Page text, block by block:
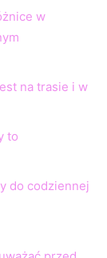
w
na trasie i w
to
do codziennej